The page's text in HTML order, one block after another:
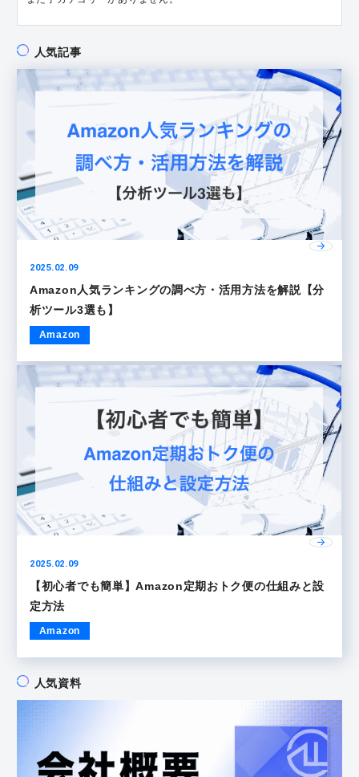
人気記事
2025.02.09
Amazon人気ランキングの調べ方・活用方法を解説【分
析ツール3選も】
Amazon
2025.02.09
【初心者でも簡単】Amazon定期おトク便の仕組みと設
定方法
Amazon
人気資料